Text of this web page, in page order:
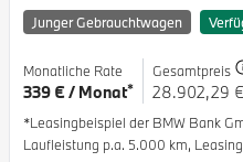
Junger Gebrauchtwagen
Monatliche Rate
339 € / Monat*
Gesamtpreis
28.902,29 €
*Leasingbeispiel der BMW Bank
Laufleistung p.a. 5.000 km,